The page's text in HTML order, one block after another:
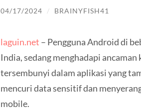
04/17/2024 / BRAINYFISH41
laguin.net – Pengguna Android di
India, sedang menghadapi
tersembunyi dalam aplikasi yang
mencuri data sensitif dan
mobile.